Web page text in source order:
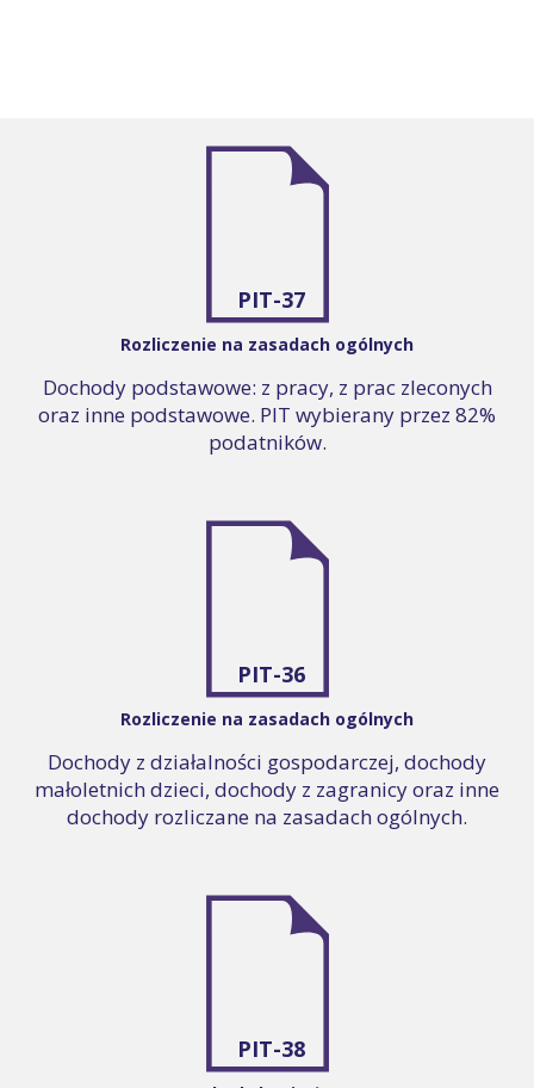
PIT-37
Rozliczenie na zasadach ogólnych
Dochody podstawowe: z pracy, z prac zleconych
oraz inne podstawowe. PIT wybierany przez 82%
podatników.
PIT-36
Rozliczenie na zasadach ogólnych
Dochody z działalności gospodarczej, dochody
małoletnich dzieci, dochody z zagranicy oraz inne
dochody rozliczane na zasadach ogólnych.
PIT-38